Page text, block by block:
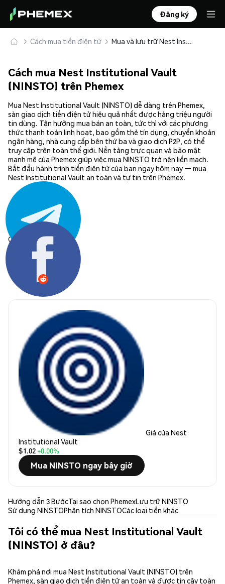
Đăng ký
Cách mua tiền điện tử Mua và lưu trữ Nest Institutional Vault (NINSTO) an toàn
Cách mua Nest Institutional Vault
(NINSTO) trên Phemex
Mua Nest Institutional Vault (NINSTO) dễ dàng trên Phemex,
sàn giao dịch tiền điện tử hiệu quả nhất được hàng triệu người
tin dùng. Tận hưởng mua bán an toàn, tức thì với các phương
thức thanh toán linh hoạt, bao gồm thẻ tín dụng, chuyển khoản
ngân hàng, nhà cung cấp bên thứ ba và giao dịch P2P, có thể
truy cập trên toàn thế giới. Nền tảng trực quan và bảo mật
mạnh mẽ của Phemex giúp việc mua NINSTO trở nên liền mạch.
Bắt đầu hành trình tiền điện tử của bạn ngay hôm nay — mua
Nest Institutional Vault an toàn và tự tin trên Phemex.
Chia sẻ:
Giá của Nest
Institutional Vault
$1.02+0.00%
Mua NINSTO ngay bây giờ
Hướng dẫn 3 BướcTại sao chọn PhemexLưu trữ NINSTO
Sử dụng NINSTOPhân tích NINSTOCác loại tiền khác
Tôi có thể mua Nest Institutional Vault
(NINSTO) ở đâu?
Khám phá nơi mua Nest Institutional Vault (NINSTO) trên
Phemex, sàn giao dịch tiền điện tử an toàn và được tin cậy toàn